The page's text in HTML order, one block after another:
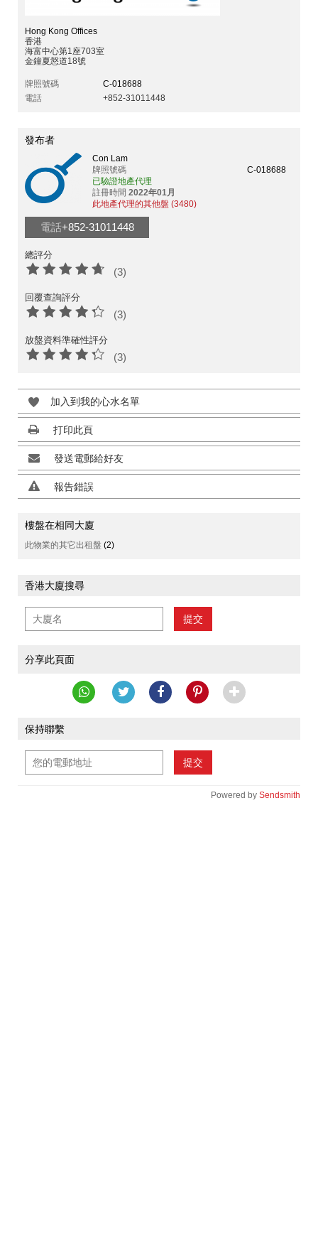
Hong Kong Offices
香港
海富中心第1座703室
金鐘夏慤道18號
牌照號碼
C-018688
電話
+852-31011448
發布者
Con Lam
牌照號碼
C-018688
已驗證地產代理
註冊時間 2022年01月
此地產代理的其他盤 (3480)
電話+852-31011448
總評分
(3)
回覆查詢評分
(3)
放盤資料準確性評分
(3)
加入到我的心水名單
打印此頁
發送電郵給好友
報告錯誤
樓盤在相同大廈
此物業的其它出租盤 (2)
香港大廈搜尋
提交
分享此頁面
保持聯繫
提交
Powered by Sendsmith